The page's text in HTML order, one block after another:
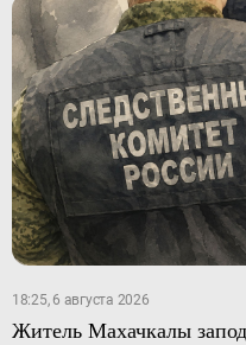
18:25, 6 августа 2026
Житель Махачкалы